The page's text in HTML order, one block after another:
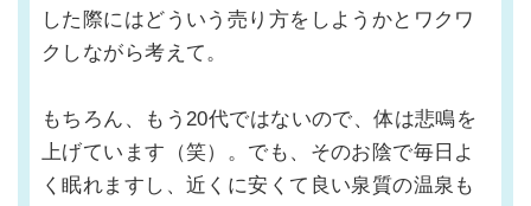
した際にはどういう売り方をしようかとワクワ
クしながら考えて。
もちろん、もう20代ではないので、体は悲鳴を
上げています（笑）。でも、そのお陰で毎日よ
く眠れますし、近くに安くて良い泉質の温泉も